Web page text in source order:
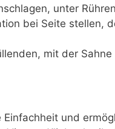
unter
bei Seite stellen,
mit der
und